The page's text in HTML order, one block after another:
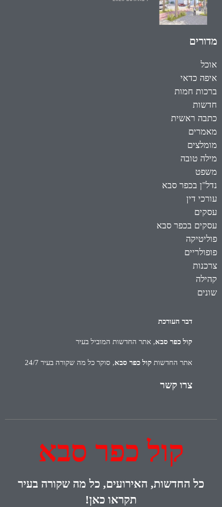
מדורים
אוכל
איפה כדאי
ברכות חמות
חדשות
כתבה ראשית
מאמרים
מומלצים
מילה טובה
משפט
נדל"ן בכפר סבא
עורכי דין
עסקים
עסקים בכפר סבא
פוליטיקה
פופולריים
צרכנות
קהילה
שונים
דבר העורכת
קול כפר סבא, אתר החדשות המוביל בעיר
אתר החדשות קול כפר סבא, סוקר כל מה שקורה בעיר 24/7
צרו קשר
קול כפר סבא
כל החדשות, האירועים, כל מה שקורה בעיר
תקראו כאן!